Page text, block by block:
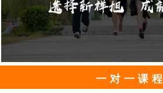
一对一课程